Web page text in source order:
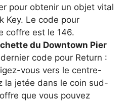
pour obtenir un objet vital
Key. Le code pour
coffre est le 146.
du Downtown Pier
code pour Return :
vous vers le centre-
la jetée dans le coin sud-
que vous pouvez